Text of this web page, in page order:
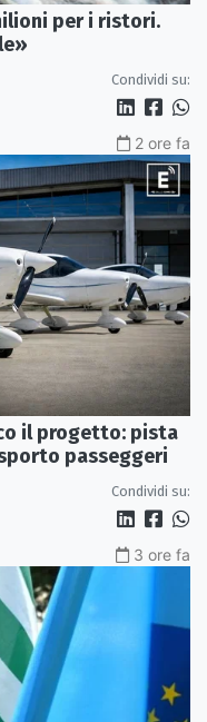
per i ristori.
Condividi su:
2 ore fa
il progetto: pista
passeggeri
Condividi su:
3 ore fa